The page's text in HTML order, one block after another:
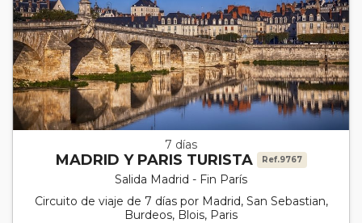
7 días
MADRID Y PARIS TURISTA Ref.9767
Salida Madrid - Fin París
Circuito de viaje de 7 días por Madrid, San Sebastian,
Burdeos, Blois, Paris